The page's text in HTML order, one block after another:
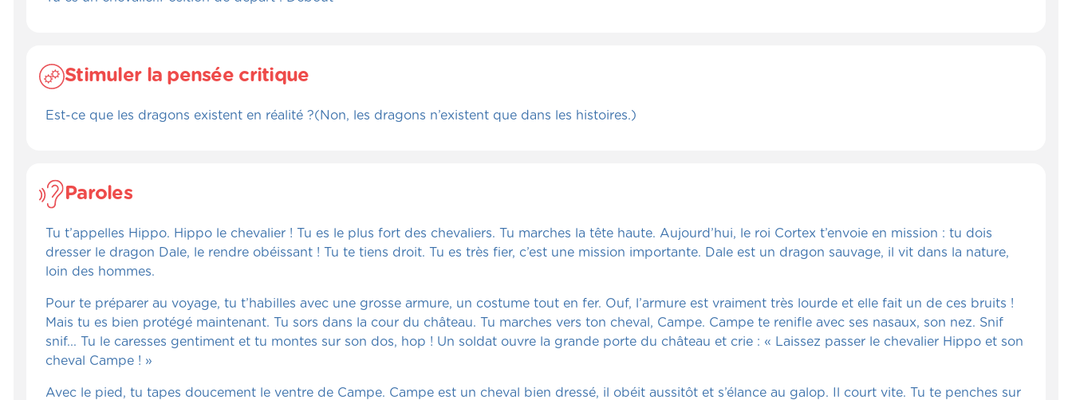
Stimuler la pensée critique
Est-ce que les dragons existent en réalité ?(Non, les dragons n’existent que dans les histoires.)
Paroles
Tu t’appelles Hippo. Hippo le chevalier ! Tu es le plus fort des chevaliers. Tu marches la tête haute. Aujourd’hui, le roi Cortex t’envoie en mission : tu dois
dresser le dragon Dale, le rendre obéissant ! Tu te tiens droit. Tu es très fier, c’est une mission importante. Dale est un dragon sauvage, il vit dans la nature,
loin des hommes.
Pour te préparer au voyage, tu t’habilles avec une grosse armure, un costume tout en fer. Ouf, l’armure est vraiment très lourde et elle fait un de ces bruits !
Mais tu es bien protégé maintenant. Tu sors dans la cour du château. Tu marches vers ton cheval, Campe. Campe te renifle avec ses nasaux, son nez. Snif
snif... Tu le caresses gentiment et tu montes sur son dos, hop ! Un soldat ouvre la grande porte du château et crie : « Laissez passer le chevalier Hippo et son
cheval Campe ! »
Avec le pied, tu tapes doucement le ventre de Campe. Campe est un cheval bien dressé, il obéit aussitôt et s’élance au galop. Il court vite. Tu te penches sur